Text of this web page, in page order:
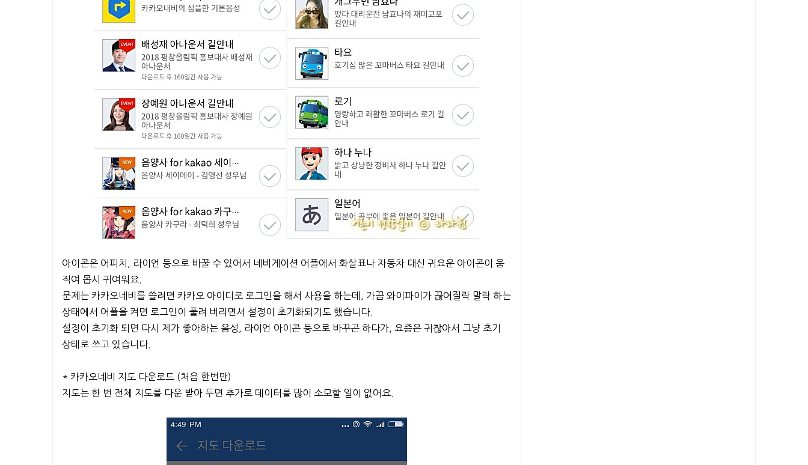
아이콘은 어피치, 라이언 등으로 바꿀 수 있어서 네비게이션 어플에서 화살표나 자동차 대신 귀요운 아이콘이 움
직여 몹시 귀여워요.
문제는 카카오네비를 쓸려면 카카오 아이디로 로그인을 해서 사용을 하는데, 가끔 와이파이가 끊어질락 말락 하는
상태에서 어플을 켜면 로그인이 풀려 버리면서 설정이 초기화되기도 했습니다.
설정이 초기화 되면 다시 제가 좋아하는 음성, 라이언 아이콘 등으로 바꾸곤 하다가, 요즘은 귀찮아서 그냥 초기
상태로 쓰고 있습니다.
* 카카오네비 지도 다운로드 (처음 한번만)
지도는 한 번 전체 지도를 다운 받아 두면 추가로 데이터를 많이 소모할 일이 없어요.